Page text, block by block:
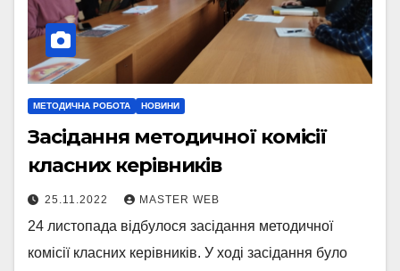
МЕТОДИЧНА РОБОТА НОВИНИ
Засідання методичної комісії
класних керівників
25.11.2022 MASTER WEB
24 листопада відбулося засідання методичної
комісії класних керівників. У ході засідання було